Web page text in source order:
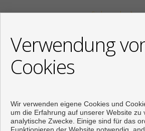
Siehe mehr
+34 622318266
Von Montag bis Freitag : 10:00
Verwendung
Cookies
Wir verwenden eigene Cookies und
um die Erfahrung auf unserer Website zu
analytische Zwecke. Einige sind für das